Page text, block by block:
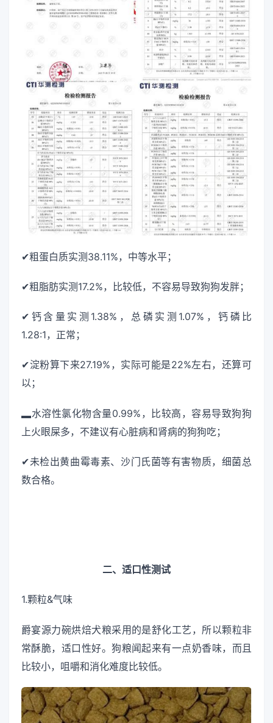
✔粗蛋白质实测38.11%，中等水平；
✔粗脂肪实测17.2%，比较低，不容易导致狗狗发胖；
✔钙含量实测1.38%，总磷实测1.07%，钙磷比
1.28:1，正常；
✔淀粉算下来27.19%，实际可能是22%左右，还算可
以；
▂水溶性氯化物含量0.99%，比较高，容易导致狗狗
上火眼屎多，不建议有心脏病和肾病的狗狗吃；
✔未检出黄曲霉毒素、沙门氏菌等有害物质，细菌总
数合格。
二、适口性测试
1.颗粒&气味
爵宴源力碗烘焙犬粮采用的是舒化工艺，所以颗粒非
常酥脆，适口性好。狗粮闻起来有一点奶香味，而且
比较小，咀嚼和消化难度比较低。